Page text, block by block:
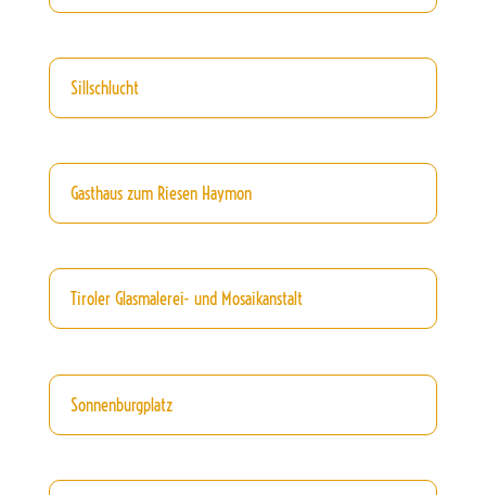
Sillschlucht
Gasthaus zum Riesen Haymon
Tiroler Glasmalerei- und Mosaikanstalt
Sonnenburgplatz